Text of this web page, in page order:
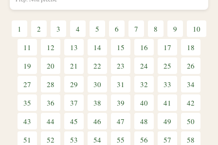
1 2 3 4 5 6 7 8 9
10
11
12 13 14 15 16 17
18
19
20 21 22 23 24 25
26
27
28 29 30 31 32 33
34
35
36 37 38 39 40 41
42
43
44 45 46 47 48 49
50
51
52 53 54 55 56 57
58